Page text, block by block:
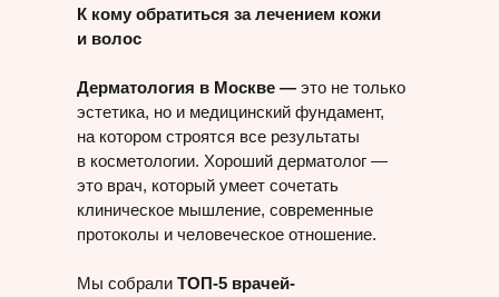
К кому обратиться за лечением кожи
и волос
Дерматология в Москве — это не только
эстетика, но и медицинский фундамент,
на котором строятся все результаты
в косметологии. Хороший дерматолог —
это врач, который умеет сочетать
клиническое мышление, современные
протоколы и человеческое отношение.
Мы собрали ТОП-5 врачей-